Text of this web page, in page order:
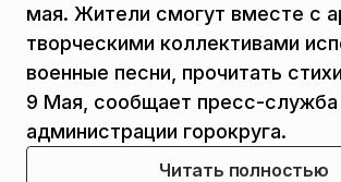
мая. Жители смогут вместе с
творческими коллективами
военные песни, прочитать
9 Мая, сообщает пресс-служба
администрации горокруга.
Читать полностью